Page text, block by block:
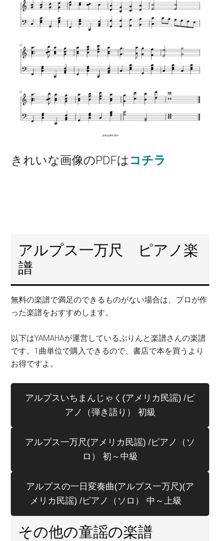
きれいな画像のPDFは コチラ
アルプス一万尺 ピアノ楽
譜
無料の楽譜で満足のできるものがない場合は、プロが作
った楽譜をおすすめします。
以下はYAMAHAが運営しているぷりんと楽譜さんの楽譜
です。1曲単位で購入できるので、書店で本を買うより
お得ですよ。
アルプスいちまんじゃく(アメリカ民謡) /ピ
アノ（弾き語り） 初級
アルプス一万尺(アメリカ民謡) /ピアノ（ソ
ロ） 初～中級
アルプスの一日変奏曲(アルプス一万尺)(ア
メリカ民謡) /ピアノ（ソロ） 中～上級
その他の童謡の楽譜